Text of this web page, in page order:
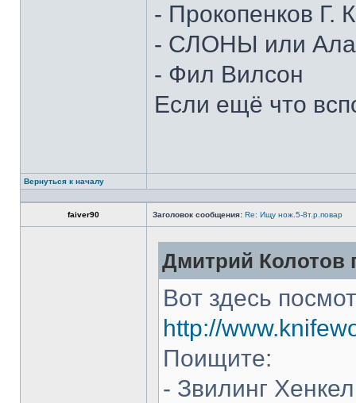
- Прокопенков Г.
- СЛОНЫ или
- Фил Вилсон
Если ещё что
Вернуться к началу
faiver90 Заголовок сообщения: Re: Ищу нож.5-8т.р.повар
Дмитрий Колотов
Вот здесь
http://
Поищите:
- Звилинг